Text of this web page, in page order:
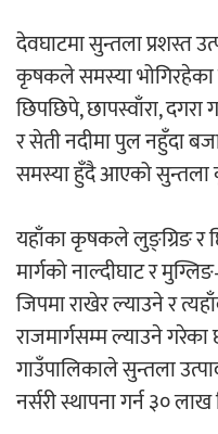
देवघाटमा सुन्तला प्रशस्त
कृषकले समस्या भोगिरहेका
छिपछिपे, छापस्वाँरा, दगरा
र सेती नदीमा पुल नहुँदा
समस्या हुँदै आएको सुन्तला
यहाँका कृषकले लुङ्ग्रिङ
मार्गको नाल्दीघाट र
जिपमा राखेर ल्याउने र
राजमार्गसम्म ल्याउने गरेका
गाउँपालिकाले सुन्तला
नर्सरी स्थापना गर्न ३०